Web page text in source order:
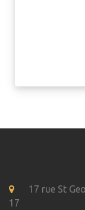
17 rue St
17